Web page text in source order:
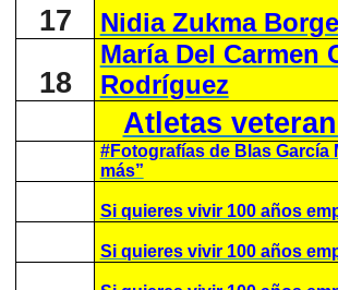
17 Nidia Zukma
18
María Del Carmen
Rodríguez
Atletas
#Fotografías de Blas García
más”
Si quieres vivir 100 años
Si quieres vivir 100 años